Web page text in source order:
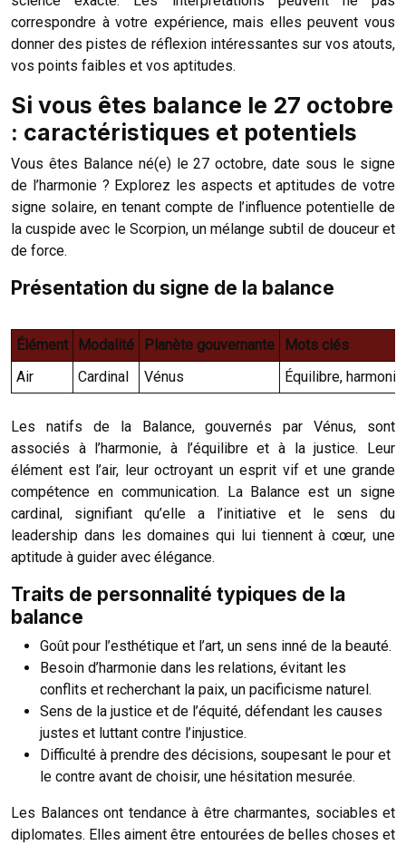
correspondre à votre expérience, mais elles peuvent vous
donner des pistes de réflexion intéressantes sur vos atouts,
vos points faibles et vos aptitudes.
Si vous êtes balance le 27 octobre
: caractéristiques et potentiels
Vous êtes Balance né(e) le 27 octobre, date sous le signe
de l’harmonie ? Explorez les aspects et aptitudes de votre
signe solaire, en tenant compte de l’influence potentielle de
la cuspide avec le Scorpion, un mélange subtil de douceur et
de force.
Présentation du signe de la balance
Élément Modalité Planète gouvernante
Mots clés
Air
Cardinal Vénus Équilibre,
Les natifs de la Balance, gouvernés par Vénus, sont
associés à l’harmonie, à l’équilibre et à la justice. Leur
élément est l’air, leur octroyant un esprit vif et une grande
compétence en communication. La Balance est un signe
cardinal, signifiant qu’elle a l’initiative et le sens du
leadership dans les domaines qui lui tiennent à cœur, une
aptitude à guider avec élégance.
Traits de personnalité typiques de la
balance
Goût pour l’esthétique et l’art, un sens inné de la beauté.
Besoin d’harmonie dans les relations, évitant les
conflits et recherchant la paix, un pacificisme naturel.
Sens de la justice et de l’équité, défendant les causes
justes et luttant contre l’injustice.
Difficulté à prendre des décisions, soupesant le pour et
le contre avant de choisir, une hésitation mesurée.
Les Balances ont tendance à être charmantes, sociables et
diplomates. Elles aiment être entourées de belles choses et